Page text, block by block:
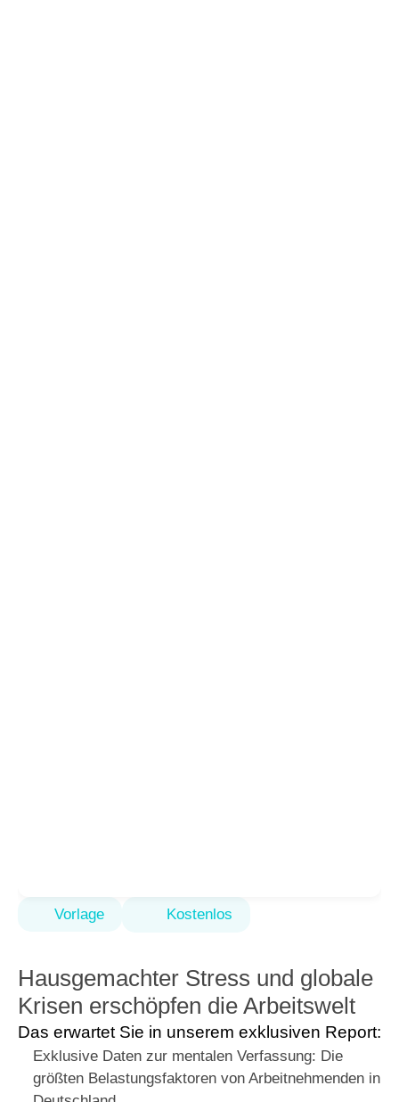
Hausgemachter Stress und globale
Krisen erschöpfen die Arbeitswelt
Vorlage Kostenlos
Das erwartet Sie in unserem exklusiven Report:
Exklusive Daten zur mentalen Verfassung: Die
größten Belastungsfaktoren von Arbeitnehmenden in